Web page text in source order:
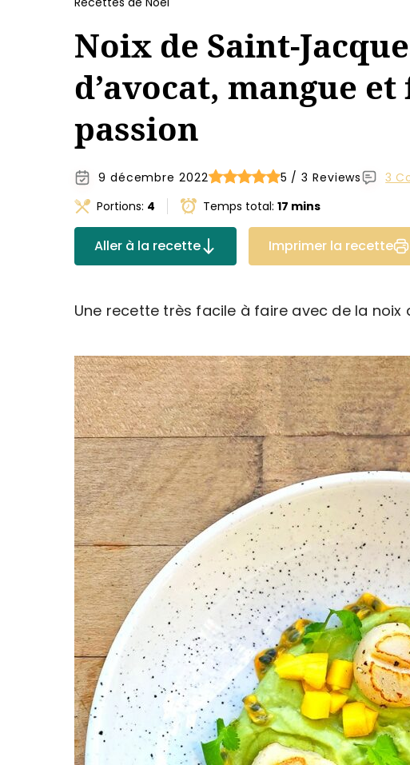
Noix de Saint-
d’avocat, mangue
passion
9 décembre 2022 5 / 3 Reviews
3
Portions: 4 Temps total: 17 mins
Aller à la recette Imprimer la recette
Une recette très facile à faire avec de la noix